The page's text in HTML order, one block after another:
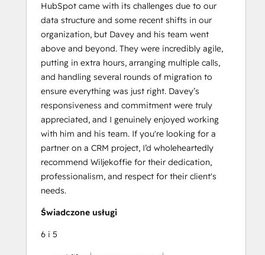
HubSpot came with its challenges due to our
data structure and some recent shifts in our
organization, but Davey and his team went
above and beyond. They were incredibly agile,
putting in extra hours, arranging multiple calls,
and handling several rounds of migration to
ensure everything was just right. Davey’s
responsiveness and commitment were truly
appreciated, and I genuinely enjoyed working
with him and his team. If you're looking for a
partner on a CRM project, I’d wholeheartedly
recommend Wiljekoffie for their dedication,
professionalism, and respect for their client's
needs.
Świadczone usługi
6 i 5